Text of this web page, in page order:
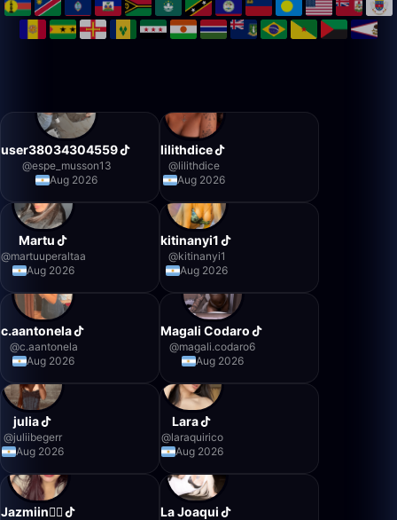
user38034304559
@espe_musson13
Aug 2026
lilithdice
@lilithdice
Aug 2026
Martu
@martuuperaltaa
Aug 2026
kitinanyi1
@kitinanyi1
Aug 2026
c.aantonela
@c.aantonela
Aug 2026
Magali Codaro
@magali.codaro6
Aug 2026
julia
@juliibegerr
Aug 2026
Lara
@laraquirico
Aug 2026
Jazmiin❤️‍🔥 La Joaqui